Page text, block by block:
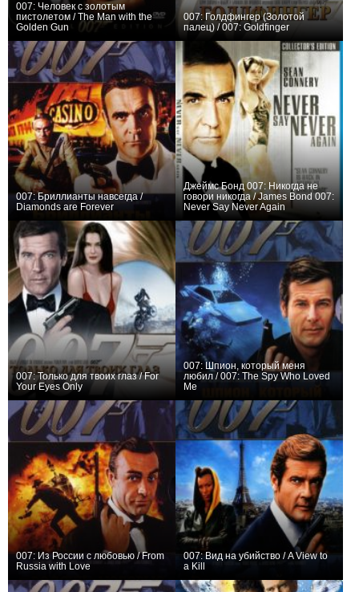
007: Человек с золотым
пистолетом / The Man with the
Golden Gun
007: Голдфингер (Золотой
палец) / 007: Goldfinger
007: Бриллианты навсегда /
Diamonds are Forever
Джеймс Бонд 007: Никогда не
говори никогда / James Bond 007:
Never Say Never Again
007: Только для твоих глаз / For
Your Eyes Only
007: Шпион, который меня
любил / 007: The Spy Who Loved
Me
007: Из России с любовью / From
Russia with Love
007: Вид на убийство / A View to
a Kill